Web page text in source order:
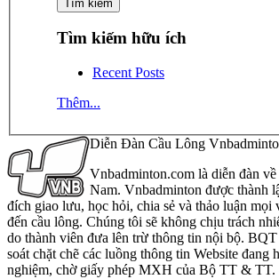
Tìm kiếm hữu ích
Recent Posts
Thêm...
Diễn Đàn Cầu Lông
Vnbadminton.com là diễn đàn
Nam. Vnbadminton được thành
đích giao lưu, học hỏi, chia sẻ và thảo luận mọi
đến cầu lông. Chúng tôi sẽ không chịu trách
do thành viên đưa lên trừ thông tin nội bộ. BQT
soát chặt chẽ các luồng thông tin Website đang
nghiệm, chờ giấy phép MXH của Bộ TT & TT.